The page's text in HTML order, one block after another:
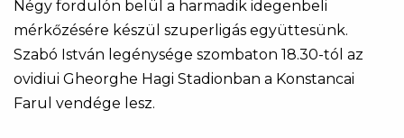
Négy fordulón belül a harmadik idegenbeli
mérkőzésére készül szuperligás együttesünk.
Szabó István legénysége szombaton 18.30-tól az
ovidiui Gheorghe Hagi Stadionban a Konstancai
Farul vendége lesz.